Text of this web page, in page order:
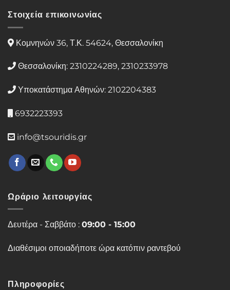
Στοιχεία επικοινωνίας
Κομνηνών 36, Τ.Κ. 54624, Θεσσαλονίκη
Θεσσαλονίκη: 2310224289, 2310233978
Υποκατάστημα Αθηνών: 2102204383
6932223393
info@tsouridis.gr
Ωράριο λειτουργίας
Δευτέρα - Σαββάτο : 09:00 - 15:00
Διαθέσιμοι οποιαδήποτε ώρα κατόπιν ραντεβού
Πληροφορίες